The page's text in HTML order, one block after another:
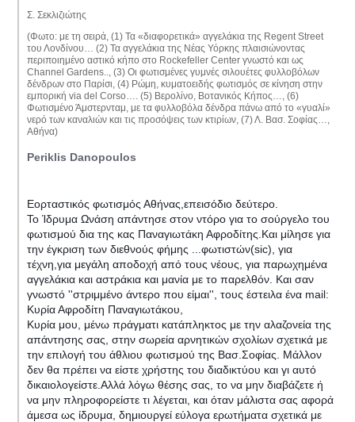
Σ. Σεκλιζιώτης
(Φωτο: με τη σειρά, (1) Τα «διαφορετικά» αγγελάκια της Regent Street
του Λονδίνου… (2) Τα αγγελάκια της Νέας Υόρκης πλαισιώνοντας
περιποιημένο αστικό κήπο στο Rockefeller Center γνωστό και ως
Channel Gardens.., (3) Οι φωτισμένες γυμνές σιλουέτες φυλλοβόλων
δένδρων στο Παρίσι, (4) Ρώμη, κυματοειδής φωτισμός σε κίνηση στην
εμπορική via del Corso…. (5) Βερολίνο, Βοτανικός Κήπος…, (6)
Φωτισμένο Άμστερνταμ, με τα φυλλοβόλα δένδρα πάνω από το «γυαλί»
νερό των καναλιών και τις προσόψεις των κτιρίων, (7) Λ. Βασ. Σοφίας…,
Αθήνα)
Periklis Danopoulos
Εορταστικός φωτισμός Αθήνας,επεισόδιο δεύτερο.
To Ίδρυμα Ωνάση απάντησε στον ντόρο για το σούργελο του
φωτισμού δια της κας Παναγιωτάκη Αφροδίτης.Και μίλησε για
την έγκριση των διεθνούς φήμης ...φωτιστών(sic), για
τέχνη,για μεγάλη αποδοχή από τους νέους, για παρωχημένα
αγγελάκια και αστράκια και μανία με το παρελθόν. Και σαν
γνωστό ''στριμμένο άντερο που είμαι'', τους έστειλα ένα mail:
Κυρία Αφροδίτη Παναγιωτάκου,
Κυρία μου, μένω πράγματι κατάπληκτος με την αλαζονεία της
απάντησης σας, στην σωρεία αρνητικών σχολίων σχετικά με
την επιλογή του άθλιου φωτισμού της Βασ.Σοφίας. Μάλλον
δεν θα πρέπει να είστε χρήστης του διαδικτύου και γι αυτό
δικαιολογείστε.Αλλά λόγω θέσης σας, το να μην διαβάζετε ή
να μην πληροφορείστε τι λέγεται, και όταν μάλιστα σας αφορά
άμεσα ως ίδρυμα, δημιουργεί εύλογα ερωτήματα σχετικά με